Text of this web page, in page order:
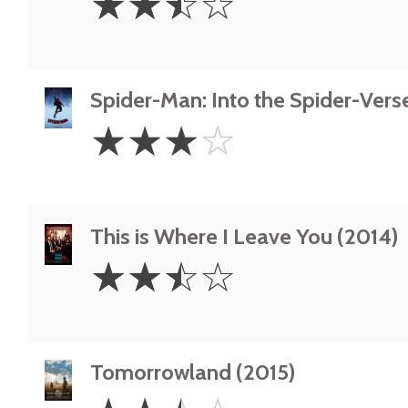
Stars
Spider-Man: Into the Spider-
Stars
☆☆☆☆
This is Where I Leave You (2014)
2.5
Stars
☆☆☆☆
Tomorrowland (2015)
2.5